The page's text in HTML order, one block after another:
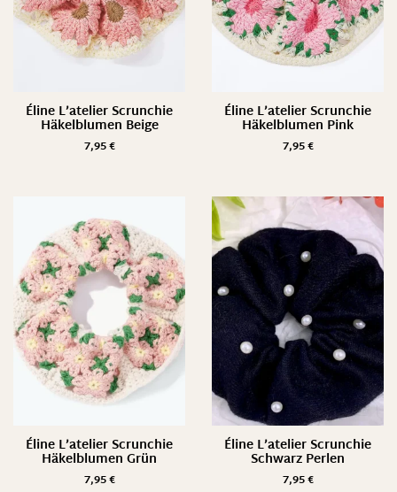
Éline L’atelier Scrunchie
Häkelblumen Beige
7,95€
Éline L’atelier Scrunchie
Häkelblumen Pink
7,95€
Éline L’atelier Scrunchie
Häkelblumen Grün
7,95€
Éline L’atelier Scrunchie
Schwarz Perlen
7,95€